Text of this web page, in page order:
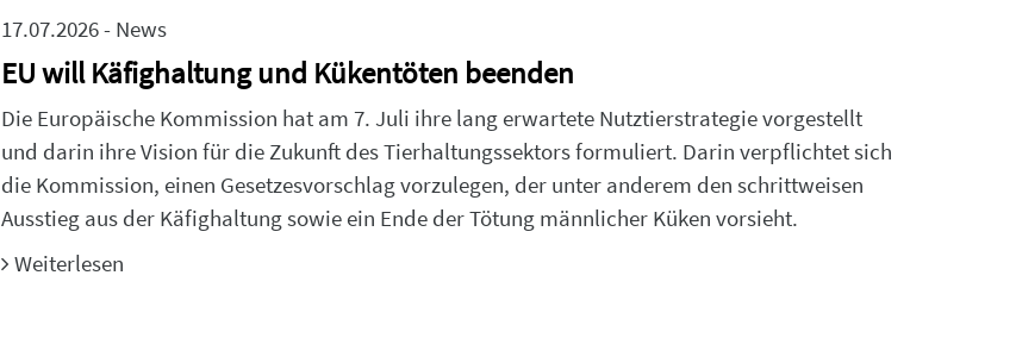
17.07.2026 - News
EU will Käfighaltung und Kükentöten beenden
Die Europäische Kommission hat am 7. Juli ihre lang erwartete Nutztierstrategie vorgestellt
und darin ihre Vision für die Zukunft des Tierhaltungssektors formuliert. Darin verpflichtet sich
die Kommission, einen Gesetzesvorschlag vorzulegen, der unter anderem den schrittweisen
Ausstieg aus der Käfighaltung sowie ein Ende der Tötung männlicher Küken vorsieht.
Weiterlesen